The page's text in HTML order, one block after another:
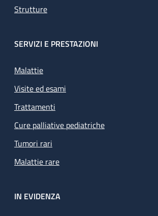
Strutture
SERVIZI E PRESTAZIONI
Malattie
Visite ed esami
Trattamenti
Cure palliative pediatriche
Tumori rari
Malattie rare
IN EVIDENZA